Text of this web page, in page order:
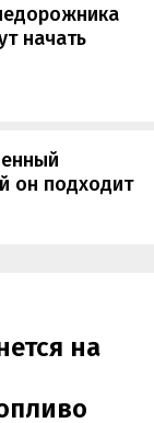
начать
он подходит
на